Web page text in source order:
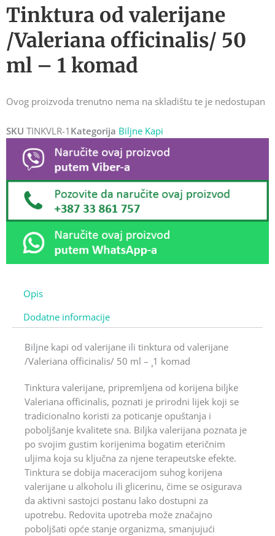
Tinktura od valerijane
/Valeriana officinalis/ 50
ml – 1 komad
Ovog proizvoda trenutno nema na skladištu te je nedostupan
SKU TINKVLR-1 Kategorija Biljne Kapi
Opis
Dodatne informacije
Biljne kapi od valerijane ili tinktura od valerijane
/Valeriana officinalis/ 50 ml – ¸1 komad
Tinktura valerijane, pripremljena od korijena biljke
Valeriana officinalis, poznati je prirodni lijek koji se
tradicionalno koristi za poticanje opuštanja i
poboljšanje kvalitete sna. Biljka valerijana poznata je
po svojim gustim korijenima bogatim eteričnim
uljima koja su ključna za njene terapeutske efekte.
Tinktura se dobija maceracijom suhog korijena
valerijane u alkoholu ili glicerinu, čime se osigurava
da aktivni sastojci postanu lako dostupni za
upotrebu. Redovita upotreba može značajno
poboljšati opće stanje organizma, smanjujući